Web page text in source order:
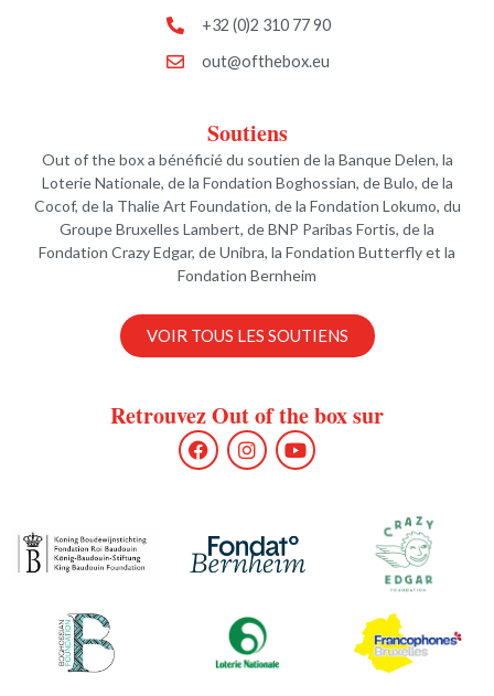
+32 (0)2 310 77 90
out@ofthebox.eu
Soutiens
Out of the box a bénéficié du soutien de la Banque Delen, la
Loterie Nationale, de la Fondation Boghossian, de Bulo, de la
Cocof, de la Thalie Art Foundation, de la Fondation Lokumo, du
Groupe Bruxelles Lambert, de BNP Paribas Fortis, de la
Fondation Crazy Edgar, de Unibra, la Fondation Butterfly et la
Fondation Bernheim
VOIR TOUS LES SOUTIENS
Retrouvez Out of the box sur
F
a
c
o
k
I
n
s
g
r
a
Y
o
u
b
e